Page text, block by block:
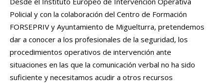
Policial y con la colaboración del Centro de Formación
FORSEPRIV y Ayuntamiento de Miguelturra, pretendemos
dar a conocer a los profesionales de la seguridad, los
procedimientos operativos de intervención ante
situaciones en las que la comunicación verbal no ha sido
suficiente y necesitamos acudir a otros recursos